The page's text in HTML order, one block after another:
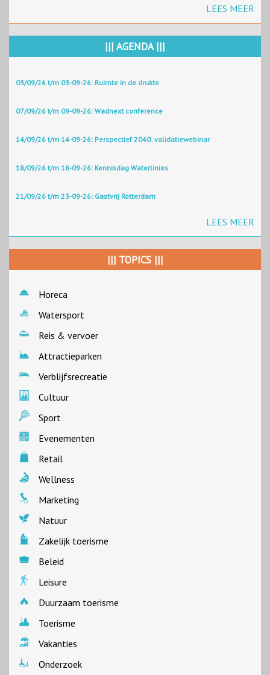
LEES MEER
||| AGENDA |||
03/09/26 t/m 03-09-26: Ruimte in de drukte
07/09/26 t/m 09-09-26: Wadnext conference
14/09/26 t/m 14-09-26: Perspectief 2040: validatiewebinar
18/09/26 t/m 18-09-26: Kennisdag Waterlinies
21/09/26 t/m 23-09-26: Gastvrij Rotterdam
LEES MEER
||| TOPICS |||
Horeca
Watersport
Reis & vervoer
Attractieparken
Verblijfsrecreatie
Cultuur
Sport
Evenementen
Retail
Wellness
Marketing
Natuur
Zakelijk toerisme
Beleid
Leisure
Duurzaam toerisme
Toerisme
Vakanties
Onderzoek